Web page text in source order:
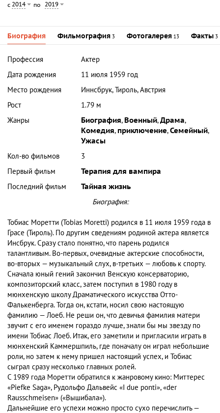
с 2014 по 2019
Биография Фильмография 3 Фотогалерея 13 Факты 3
Профессия
Актер
Дата рождения
11 июля 1959 год
Место рождения
Иннсбрук, Тироль, Австрия
Рост
1.79 м
Жанры
Биография, Военный,Драма,
Комедия, приключение,Семейный,
Ужасы
Кол-во фильмов
3
Первый фильм
Терапия для вампира
Последний фильм
Тайная жизнь
Биография:
Тобиас Моретти (Tobias Moretti) родился в 11 июля 1959 года в
Грасе (Тироль). По другим сведениям родиной актера является
Инсбрук. Сразу стало понятно, что парень родился
талантливым. Во-первых, очевидные актерские способности,
во-вторых — музыкальный слух, в-третьих — любовь к спорту.
Сначала юный гений закончил Венскую консерваторию,
композиторский класс, затем поступил в 1980 году в
мюнхенскую школу Драматического искусства Отто-
Фалькенберга. Тогда он, кстати, носил свою настоящую
фамилию — Лоеб. Не реши он, что девичья фамилия матери
звучит с его именем гораздо лучше, знали бы мы звезду по
имени Тобиас Лоеб. Итак, его заметили и пригласили играть в
мюнхенский Каммершпиль, где поначалу он играл небольшие
роли, но затем к нему пришел настоящий успех, и Тобиас
сыграл сразу несколько главных ролей.
С 1989 года Моретти обратился к жанровому кино: Миттерес
«Piefke Saga», Рудольфо Дальвейс «I due ponti», «der
Rausschmeisen» («Вышибала»).
Дальнейшие его успехи можно просто сухо перечислить —